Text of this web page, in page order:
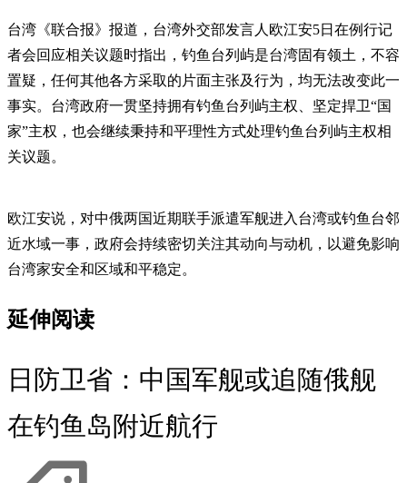
台湾《联合报》报道，台湾外交部发言人欧江安5日在例行记
者会回应相关议题时指出，钓鱼台列屿是台湾固有领土，不容
置疑，任何其他各方采取的片面主张及行为，均无法改变此一
事实。台湾政府一贯坚持拥有钓鱼台列屿主权、坚定捍卫“国
家”主权，也会继续秉持和平理性方式处理钓鱼台列屿主权相
关议题。
欧江安说，对中俄两国近期联手派遣军舰进入台湾或钓鱼台邻
近水域一事，政府会持续密切关注其动向与动机，以避免影响
台湾家安全和区域和平稳定。
延伸阅读
日防卫省：中国军舰或追随俄舰
在钓鱼岛附近航行